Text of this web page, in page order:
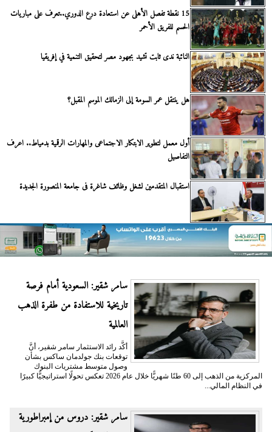
15 نقطة تفصل الأهلى عن استعادة درع الدوري..تعرف على مباريات
الحسم للفريق الأحمر
النائبة ندى ثابت تشيد بجهود مصر لتحقيق التنمية في إفريقيا
هل ينتقل عمر السومة إلى الزمالك الموسم المقبل؟
أول معمل لتطوير الابتكار الاجتماعى والمهارات الرقمية بدمياط.. اعرف
التفاصيل
استقبال المتقدمين لشغل وظائف شاغرة فى جامعة المنصورة الجديدة
سامر شقير: السعودية أمام فرصة
تاريخية للاستفادة من طفرة الذهب
العالمية
أكَّد رائد الاستثمار سامر شقير، أنَّ
توقعات بنك جولدمان ساكس بشأن
وصول متوسط مشتريات البنوك
المركزية من الذهب إلى 60 طنًا شهريًّا خلال عام 2026 تعكس تحولًا استراتيجيًّا كبيرًا
في النظام المالي...
سامر شقير: دروس من إمبراطورية